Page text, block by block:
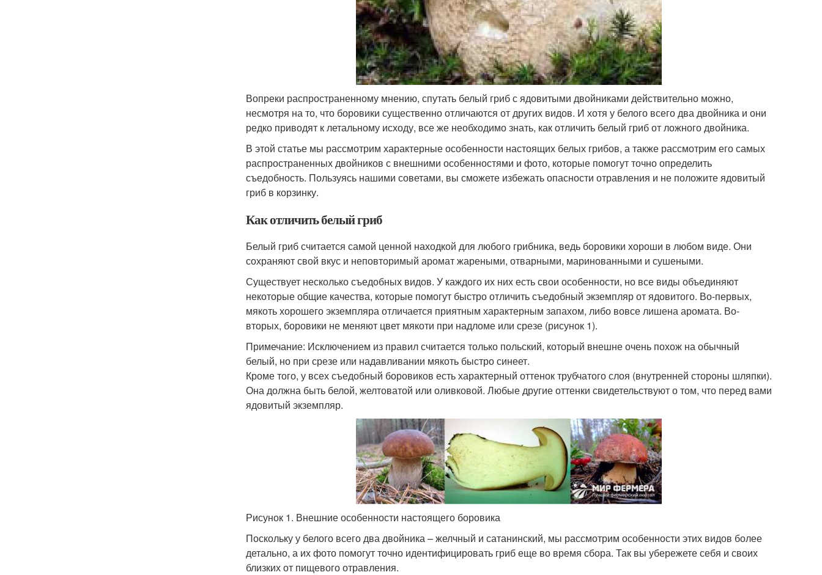
Вопреки распространенному мнению, спутать белый гриб с ядовитыми двойниками действительно можно,
несмотря на то, что боровики существенно отличаются от других видов. И хотя у белого всего два двойника и они
редко приводят к летальному исходу, все же необходимо знать, как отличить белый гриб от ложного двойника.
В этой статье мы рассмотрим характерные особенности настоящих белых грибов, а также рассмотрим его самых
распространенных двойников с внешними особенностями и фото, которые помогут точно определить
съедобность. Пользуясь нашими советами, вы сможете избежать опасности отравления и не положите ядовитый
гриб в корзинку.
Как отличить белый гриб
Белый гриб считается самой ценной находкой для любого грибника, ведь боровики хороши в любом виде. Они
сохраняют свой вкус и неповторимый аромат жареными, отварными, маринованными и сушеными.
Существует несколько съедобных видов. У каждого их них есть свои особенности, но все виды объединяют
некоторые общие качества, которые помогут быстро отличить съедобный экземпляр от ядовитого. Во-первых,
мякоть хорошего экземпляра отличается приятным характерным запахом, либо вовсе лишена аромата. Во-
вторых, боровики не меняют цвет мякоти при надломе или срезе (рисунок 1).
Примечание: Исключением из правил считается только польский, который внешне очень похож на обычный
белый, но при срезе или надавливании мякоть быстро синеет.
Кроме того, у всех съедобный боровиков есть характерный оттенок трубчатого слоя (внутренней стороны шляпки).
Она должна быть белой, желтоватой или оливковой. Любые другие оттенки свидетельствуют о том, что перед вами
ядовитый экземпляр.
Рисунок 1. Внешние особенности настоящего боровика
Поскольку у белого всего два двойника – желчный и сатанинский, мы рассмотрим особенности этих видов более
детально, а их фото помогут точно идентифицировать гриб еще во время сбора. Так вы убережете себя и своих
близких от пищевого отравления.